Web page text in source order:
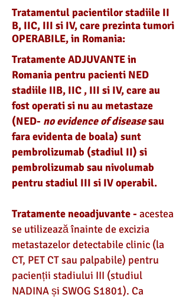
Tratamentul pacientilor stadiile II
B, IIC, III si IV, care prezinta tumori
OPERABILE, in Romania:
Tratamente ADJUVANTE in
Romania pentru pacienti NED
stadiile IIB, IIC , III si IV, care au
fost operati si nu au metastaze
(NED- no evidence of diseasesau
fara evidenta de boala) sunt
pembrolizumab (stadiul II) si
pembrolizumab sau nivolumab
pentru stadiul III si IV operabil.
Tratamente neoadjuvante - acestea
se utilizează înainte de excizia
metastazelor detectabile clinic (la
CT, PET CT sau palpabile) pentru
pacienții stadiului III (studiul
NADINA și SWOG S1801). Ca